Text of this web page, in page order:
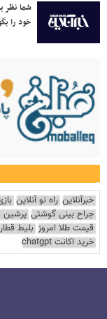
شما نظر
خود را
خبرآنلاین راه نو آنلاین
جراح بینی گوشتی
قیمت طلا امروز بلیط قطار
خرید اکانت chatgpt